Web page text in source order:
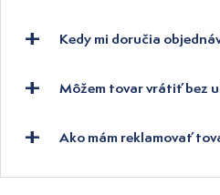
Kedy mi doručia
Môžem tovar vrátiť bez
Ako mám reklamovať